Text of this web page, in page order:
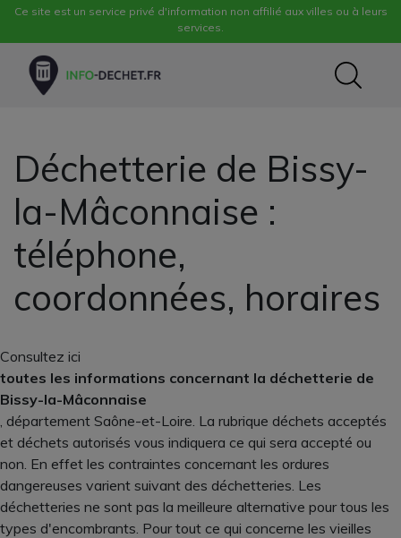
Ce site est un service privé d'information non affilié aux villes ou à leurs
services.
Déchetterie de Bissy-
la-Mâconnaise :
téléphone,
coordonnées, horaires
Consultez ici
toutes les informations concernant la déchetterie de
Bissy-la-Mâconnaise
, département Saône-et-Loire. La rubrique déchets acceptés
et déchets autorisés vous indiquera ce qui sera accepté ou
non. En effet les contraintes concernant les ordures
dangereuses varient suivant des déchetteries. Les
déchetteries ne sont pas la meilleure alternative pour tous les
types d'encombrants. Pour tout ce qui concerne les vieilles